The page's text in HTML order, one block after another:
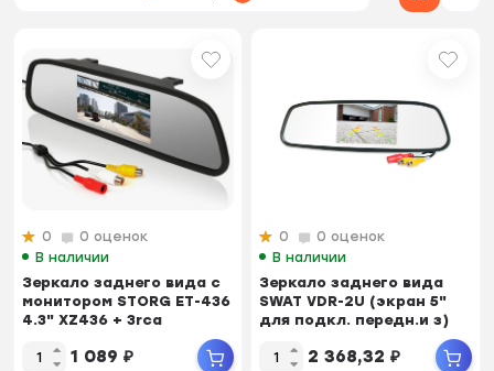
0
0 оценок
В наличии
Зеркало заднего вида с
монитором STORG ET-436
4.3" XZ436 + 3rca
1 089 ₽
0
0 оценок
В наличии
Зеркало заднего вида
SWAT VDR-2U (экран 5"
для подкл. передн.и з)
2 368,32 ₽